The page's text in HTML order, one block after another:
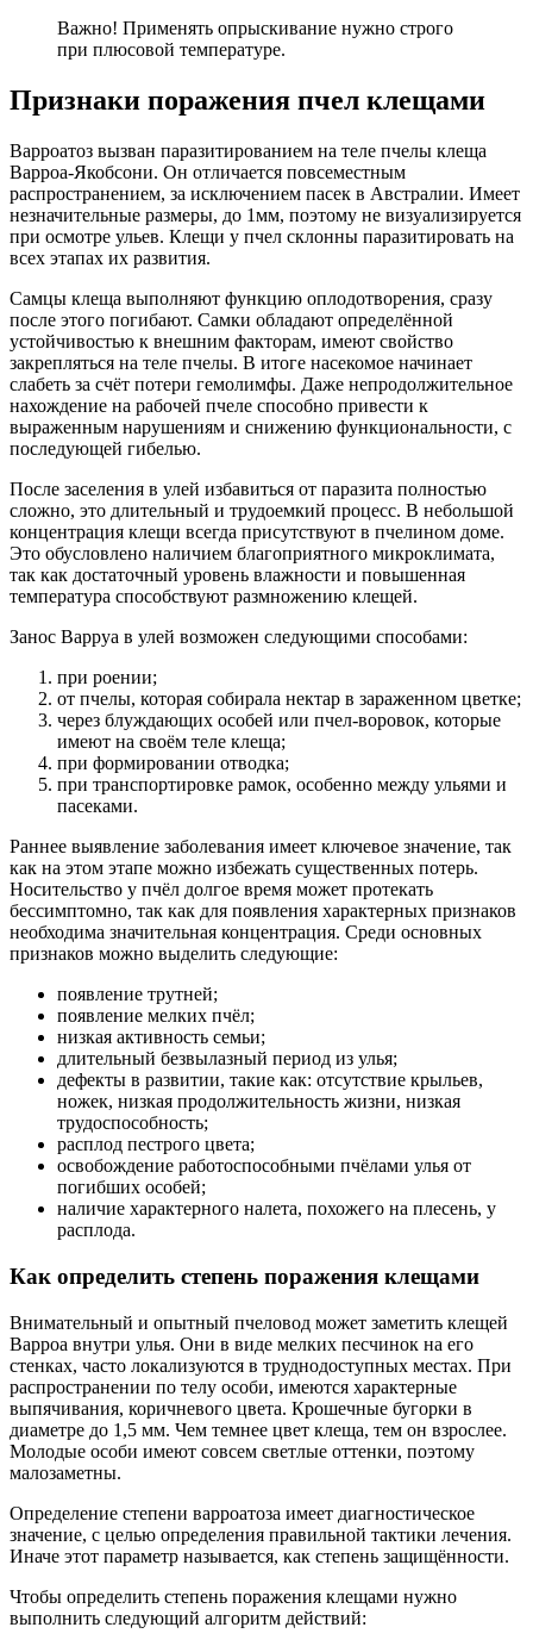
Важно! Применять опрыскивание нужно строго
при плюсовой температуре.
Признаки поражения пчел клещами
Варроатоз вызван паразитированием на теле пчелы клеща
Варроа-Якобсони. Он отличается повсеместным
распространением, за исключением пасек в Австралии. Имеет
незначительные размеры, до 1мм, поэтому не визуализируется
при осмотре ульев. Клещи у пчел склонны паразитировать на
всех этапах их развития.
Самцы клеща выполняют функцию оплодотворения, сразу
после этого погибают. Самки обладают определённой
устойчивостью к внешним факторам, имеют свойство
закрепляться на теле пчелы. В итоге насекомое начинает
слабеть за счёт потери гемолимфы. Даже непродолжительное
нахождение на рабочей пчеле способно привести к
выраженным нарушениям и снижению функциональности, с
последующей гибелью.
После заселения в улей избавиться от паразита полностью
сложно, это длительный и трудоемкий процесс. В небольшой
концентрация клещи всегда присутствуют в пчелином доме.
Это обусловлено наличием благоприятного микроклимата,
так как достаточный уровень влажности и повышенная
температура способствуют размножению клещей.
Занос Варруа в улей возможен следующими способами:
при роении;
от пчелы, которая собирала нектар в зараженном цветке;
через блуждающих особей или пчел-воровок, которые
имеют на своём теле клеща;
при формировании отводка;
при транспортировке рамок, особенно между ульями и
пасеками.
Раннее выявление заболевания имеет ключевое значение, так
как на этом этапе можно избежать существенных потерь.
Носительство у пчёл долгое время может протекать
бессимптомно, так как для появления характерных признаков
необходима значительная концентрация. Среди основных
признаков можно выделить следующие:
появление трутней;
появление мелких пчёл;
низкая активность семьи;
длительный безвылазный период из улья;
дефекты в развитии, такие как: отсутствие крыльев,
ножек, низкая продолжительность жизни, низкая
трудоспособность;
расплод пестрого цвета;
освобождение работоспособными пчёлами улья от
погибших особей;
наличие характерного налета, похожего на плесень, у
расплода.
Как определить степень поражения клещами
Внимательный и опытный пчеловод может заметить клещей
Варроа внутри улья. Они в виде мелких песчинок на его
стенках, часто локализуются в труднодоступных местах. При
распространении по телу особи, имеются характерные
выпячивания, коричневого цвета. Крошечные бугорки в
диаметре до 1,5 мм. Чем темнее цвет клеща, тем он взрослее.
Молодые особи имеют совсем светлые оттенки, поэтому
малозаметны.
Определение степени варроатоза имеет диагностическое
значение, с целью определения правильной тактики лечения.
Иначе этот параметр называется, как степень защищённости.
Чтобы определить степень поражения клещами нужно
выполнить следующий алгоритм действий: